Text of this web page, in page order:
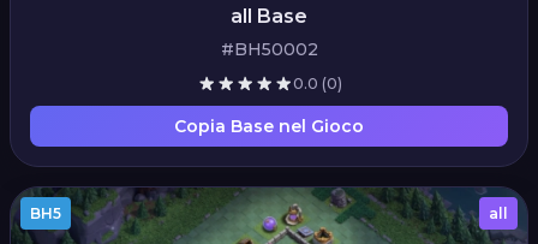
all Base
#BH50002
0.0 (0)
Copia Base nel Gioco
BH5 all